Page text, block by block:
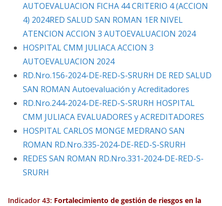
AUTOEVALUACION FICHA 44 CRITERIO 4 (ACCION
4) 2024RED SALUD SAN ROMAN 1ER NIVEL
ATENCION ACCION 3 AUTOEVALUACION 2024
HOSPITAL CMM JULIACA ACCION 3
AUTOEVALUACION 2024
RD.Nro.156-2024-DE-RED-S-SRURH DE RED SALUD
SAN ROMAN Autoevaluación y Acreditadores
RD.Nro.244-2024-DE-RED-S-SRURH HOSPITAL
CMM JULIACA EVALUADORES y ACREDITADORES
HOSPITAL CARLOS MONGE MEDRANO SAN
ROMAN RD.Nro.335-2024-DE-RED-S-SRURH
REDES SAN ROMAN RD.Nro.331-2024-DE-RED-S-
SRURH
Indicador 43: Fortalecimiento de gestión de riesgos en la